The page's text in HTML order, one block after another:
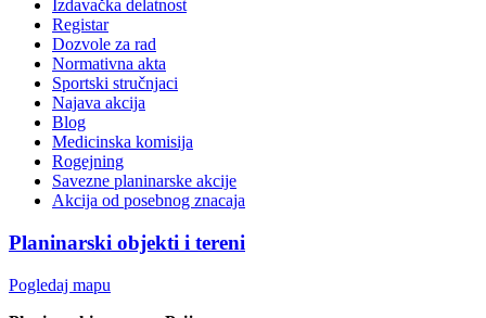
Izdavačka delatnost
Registar
Dozvole za rad
Normativna akta
Sportski stručnjaci
Najava akcija
Blog
Medicinska komisija
Rogejning
Savezne planinarske akcije
Akcija od posebnog znacaja
Planinarski objekti i tereni
Pogledaj mapu